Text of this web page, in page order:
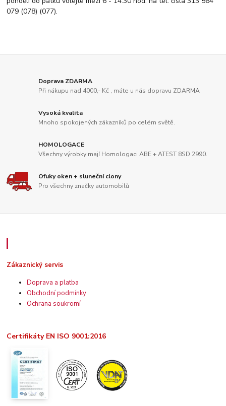
079 (078) (077).
Doprava ZDARMA
Při nákupu nad 4000,- Kč , máte u nás dopravu ZDARMA
Vysoká kvalita
Mnoho spokojených zákazníků po celém světě.
HOMOLOGACE
Všechny výrobky mají Homologaci ABE + ATEST 8SD 2990.
Ofuky oken + sluneční clony
Pro všechny značky automobilů
Zákaznický servis
Doprava a platba
Obchodní podmínky
Ochrana soukromí
Certifikáty EN ISO 9001:2016